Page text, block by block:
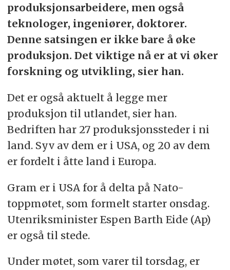
produksjonsarbeidere, men også
teknologer, ingeniører, doktorer.
Denne satsingen er ikke bare å øke
produksjon. Det viktige nå er at vi øker
forskning og utvikling, sier han.
Det er også aktuelt å legge mer
produksjon til utlandet, sier han.
Bedriften har 27 produksjonssteder i ni
land. Syv av dem er i USA, og 20 av dem
er fordelt i åtte land i Europa.
Gram er i USA for å delta på Nato-
toppmøtet, som formelt starter onsdag.
Utenriksminister Espen Barth Eide (Ap)
er også til stede.
Under møtet, som varer til torsdag, er